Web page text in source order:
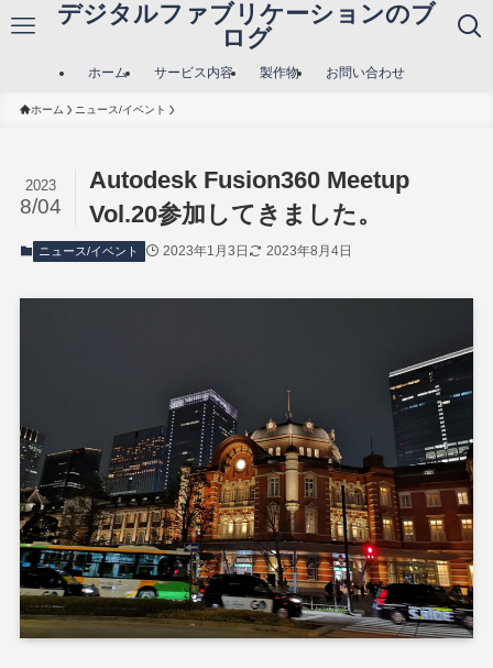
デジタルファブリケーションのブ
ログ
ホーム サービス内容 製作物 お問い合わせ
ホーム ニュース/イベント
Autodesk Fusion360 Meetup
Vol.20参加してきました。
2023
8/04
ニュース/イベント 2023年1月3日 2023年8月4日